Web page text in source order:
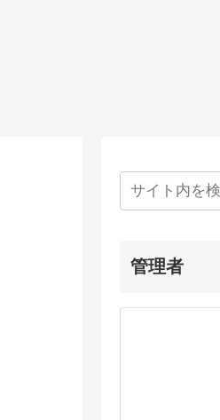
管理者